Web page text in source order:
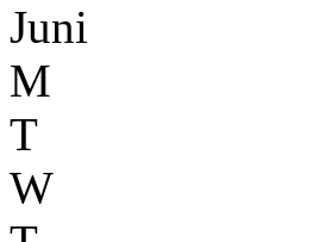
Juni
M
T
W